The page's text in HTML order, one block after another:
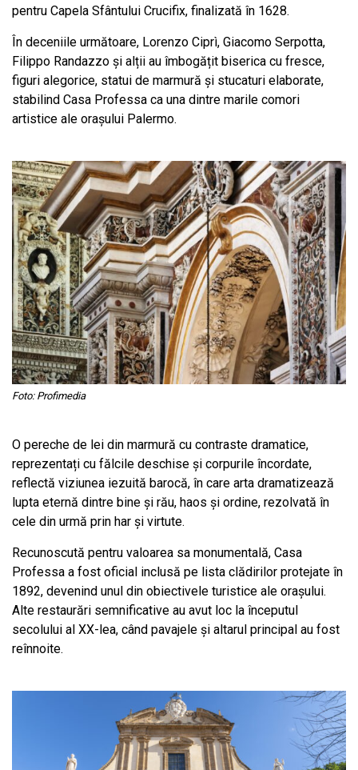
pentru Capela Sfântului Crucifix, finalizată în 1628.
În deceniile următoare, Lorenzo Ciprì, Giacomo Serpotta,
Filippo Randazzo și alții au îmbogățit biserica cu fresce,
figuri alegorice, statui de marmură și stucaturi elaborate,
stabilind Casa Professa ca una dintre marile comori
artistice ale orașului Palermo.
Foto: Profimedia
O pereche de lei din marmură cu contraste dramatice,
reprezentați cu fălcile deschise și corpurile încordate,
reflectă viziunea iezuită barocă, în care arta dramatizează
lupta eternă dintre bine și rău, haos și ordine, rezolvată în
cele din urmă prin har și virtute.
Recunoscută pentru valoarea sa monumentală, Casa
Professa a fost oficial inclusă pe lista clădirilor protejate în
1892, devenind unul din obiectivele turistice ale orașului.
Alte restaurări semnificative au avut loc la începutul
secolului al XX-lea, când pavajele și altarul principal au fost
reînnoite.